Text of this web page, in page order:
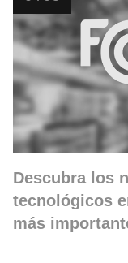
Descubra los
tecnológicos
más